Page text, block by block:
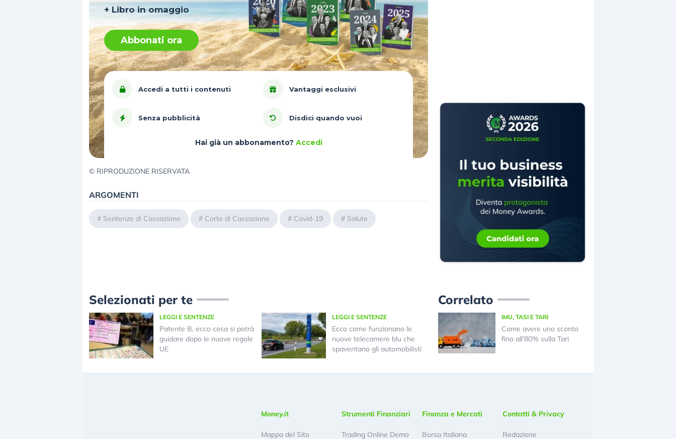
+ Libro in omaggio
Abbonati ora
Accedi a tutti i contenuti Vantaggi esclusivi
Senza pubblicità Disdici quando vuoi
Hai già un abbonamento? Accedi
© RIPRODUZIONE RISERVATA
ARGOMENTI
# Sentenze di Cassazione # Corte di Cassazione # Covid-19 # Salute
Selezionati per te
LEGGI E SENTENZE
Patente B, ecco cosa si potrà
guidare dopo le nuove regole
UE
LEGGI E SENTENZE
Ecco come funzionano le
nuove telecamere blu che
spaventano gli automobilisti
Correlato
IMU, TASI E TARI
Come avere uno sconto
fino all’80% sulla Tari
Money.it
Mappa del Sito
Strumenti Finanziari
Trading Online Demo
Finanza e Mercati
Borsa Italiana
Contatti & Privacy
Redazione